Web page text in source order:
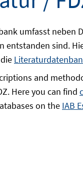
umfasst neben
entstanden sind.
and
Here you can find
on the IAB